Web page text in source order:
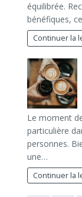
équilibrée.
bénéfiques,
Continuer la
Le moment
particulière
personnes.
une…
Continuer la